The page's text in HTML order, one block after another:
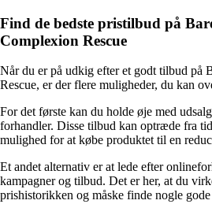
Find de bedste pristilbud på
Complexion Rescue
Når du er på udkig efter et godt tilbud på
Rescue, er der flere muligheder, du kan
For det første kan du holde øje med
forhandler. Disse tilbud kan optræde fra
mulighed for at købe produktet til en
Et andet alternativ er at lede efter
kampagner og tilbud. Det er her, at du
prishistorikken og måske finde nogle